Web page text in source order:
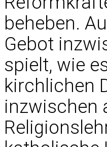
beheben.
Gebot
spielt, wie
kirchlichen
inzwischen